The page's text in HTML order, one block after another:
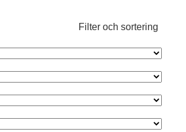
Filter och sortering